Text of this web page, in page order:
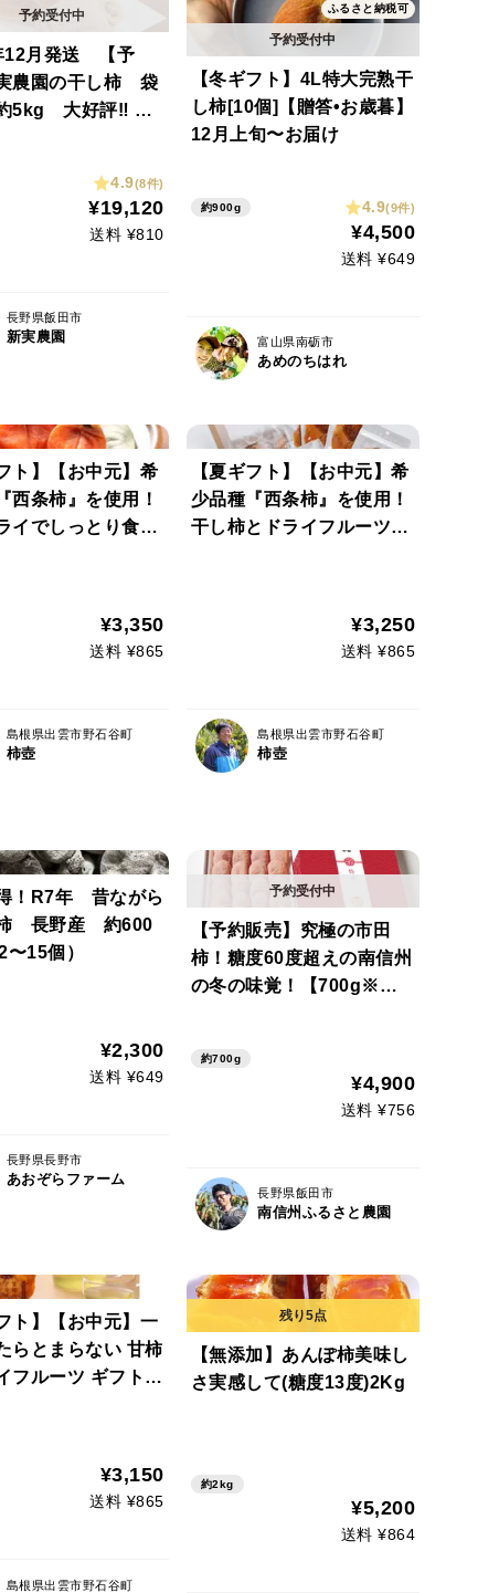
12月発送 【予
農園の干し柿 袋
5kg 大好評‼️ 数
4.9(8件)
¥19,120
送料 ¥810
長野県飯田市
新実農園
ふるさと納税可
【冬ギフト】4L特大完熟干
し柿[10個]【贈答•お歳暮】
12月上旬〜お届け
約900g 4.9(9件)
¥4,500
送料 ¥649
富山県南砺市
あめのちはれ
ト】【お中元】希
西条柿』を使用！
イでしっとり食感
¥3,350
送料 ¥865
島根県出雲市野石谷町
柿壺
【夏ギフト】【お中元】希
少品種『西条柿』を使用！
干し柿とドライフルーツの
¥3,250
送料 ¥865
島根県出雲市野石谷町
柿壺
！R7年 昔ながら
長野産 約600
15個）
¥2,300
送料 ¥649
長野県長野市
あおぞらファーム
【予約販売】究極の市田
柿！糖度60度超えの南信州
の冬の味覚！【700g※贈
応可」※注※北海道･九州
約700g
¥4,900
送料 ¥756
長野県飯田市
南信州ふるさと農園
ト】【お中元】一
らとまらない 甘柿
フルーツ ギフト用
¥3,150
送料 ¥865
島根県出雲市野石谷町
【無添加】あんぽ柿美味し
さ実感して(糖度13度)2Kg
約2kg
¥5,200
送料 ¥864